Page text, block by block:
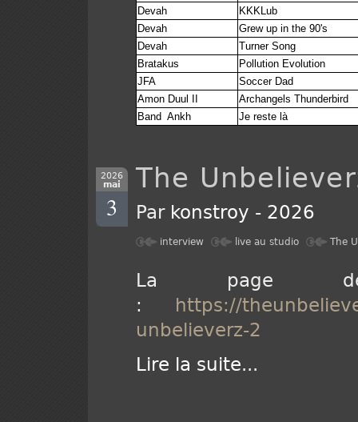
Devah
KKKLub
Devah
Grew up in the 90's
Devah
Turner Song
Bratakus
Pollution Evolution
JFA
Soccer Dad
Amon Duul II
Archangels Thunderbird
Band Ankh
Je reste là
2026
mai
3
The
Par konstroy - 2026
interview live au studio The
La page de
: https://
unbelieverz-2
Lire la suite...